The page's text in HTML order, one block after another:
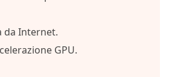
da Internet.
GPU.